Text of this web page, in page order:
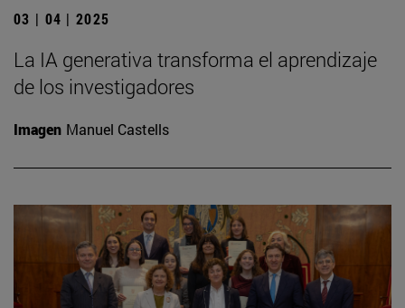
03 | 04 | 2025
La IA generativa transforma el aprendizaje
de los investigadores
Imagen Manuel Castells